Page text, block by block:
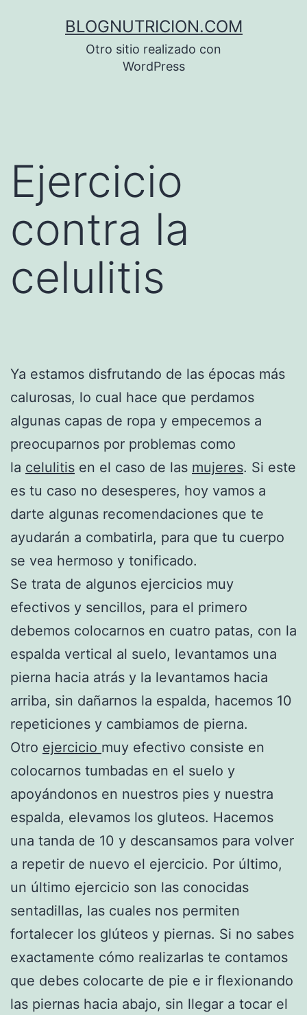
BLOGNUTRICION.COM
Otro sitio realizado con
WordPress
Ejercicio
contra la
celulitis
Ya estamos disfrutando de las épocas más
calurosas, lo cual hace que perdamos
algunas capas de ropa y empecemos a
preocuparnos por problemas como
la celulitis en el caso de las mujeres. Si este
es tu caso no desesperes, hoy vamos a
darte algunas recomendaciones que te
ayudarán a combatirla, para que tu cuerpo
se vea hermoso y tonificado.
Se trata de algunos ejercicios muy
efectivos y sencillos, para el primero
debemos colocarnos en cuatro patas, con la
espalda vertical al suelo, levantamos una
pierna hacia atrás y la levantamos hacia
arriba, sin dañarnos la espalda, hacemos 10
repeticiones y cambiamos de pierna.
Otro ejercicio muy efectivo consiste en
colocarnos tumbadas en el suelo y
apoyándonos en nuestros pies y nuestra
espalda, elevamos los gluteos. Hacemos
una tanda de 10 y descansamos para volver
a repetir de nuevo el ejercicio. Por último,
un último ejercicio son las conocidas
sentadillas, las cuales nos permiten
fortalecer los glúteos y piernas. Si no sabes
exactamente cómo realizarlas te contamos
que debes colocarte de pie e ir flexionando
las piernas hacia abajo, sin llegar a tocar el